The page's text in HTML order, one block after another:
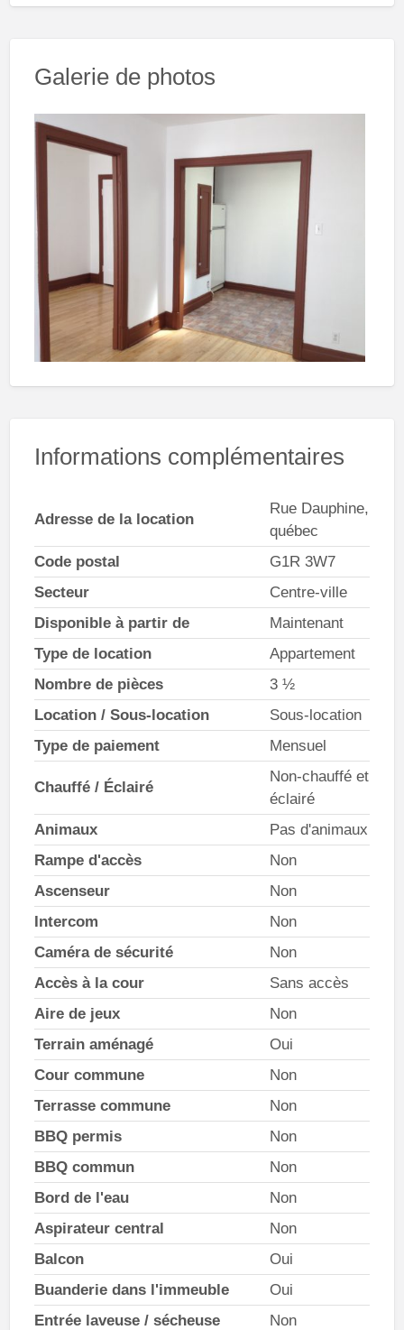
Galerie de photos
Informations complémentaires
Adresse de la location
Rue Dauphine,
québec
Code postal
G1R 3W7
Secteur
Centre-ville
Disponible à partir de
Maintenant
Type de location
Appartement
Nombre de pièces
3 ½
Location / Sous-location
Sous-location
Type de paiement
Mensuel
Chauffé / Éclairé
Non-chauffé et
éclairé
Animaux
Pas d'animaux
Rampe d'accès
Non
Ascenseur
Non
Intercom
Non
Caméra de sécurité
Non
Accès à la cour
Sans accès
Aire de jeux
Non
Terrain aménagé
Oui
Cour commune
Non
Terrasse commune
Non
BBQ permis
Non
BBQ commun
Non
Bord de l'eau
Non
Aspirateur central
Non
Balcon
Oui
Buanderie dans l'immeuble
Oui
Entrée laveuse / sécheuse
Non